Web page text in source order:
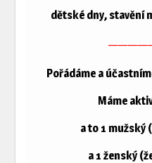
dětské dny, stavění
Pořádáme a
Máme
a to 1 mužský
a 1 ženský